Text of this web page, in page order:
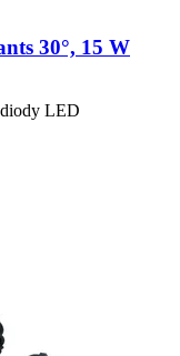
30°, 15 W
diody LED